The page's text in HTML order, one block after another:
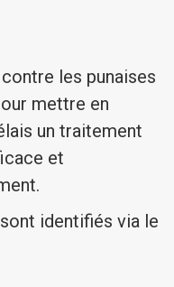
les punaises
mettre en
un traitement
et
identifiés via le